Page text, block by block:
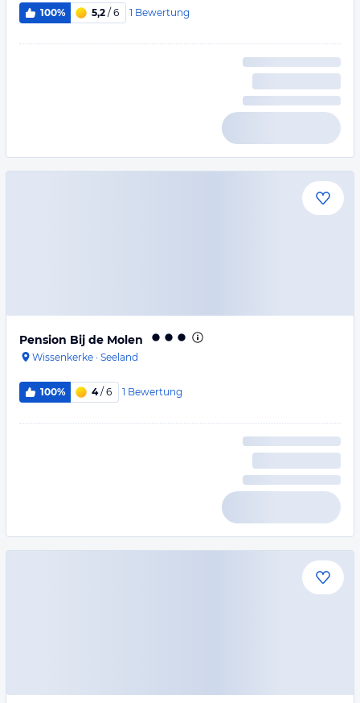
100% 5,2 / 6 1 Bewertung
Pension Bij de Molen
Wissenkerke · Seeland
100% 4/ 6 1 Bewertung